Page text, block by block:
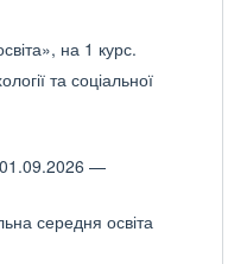
на 1 курс.
та соціальної
—
середня освіта